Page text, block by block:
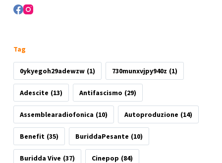
Tag
0ykyegoh29adewzw (1) 730munxvjpy940z (1)
Adescite (13) Antifascismo (29)
Assemblearadiofonica (10) Autoproduzione (14)
Benefit (35) BuriddaPesante (10)
Buridda Vive (37) Cinepop (84)